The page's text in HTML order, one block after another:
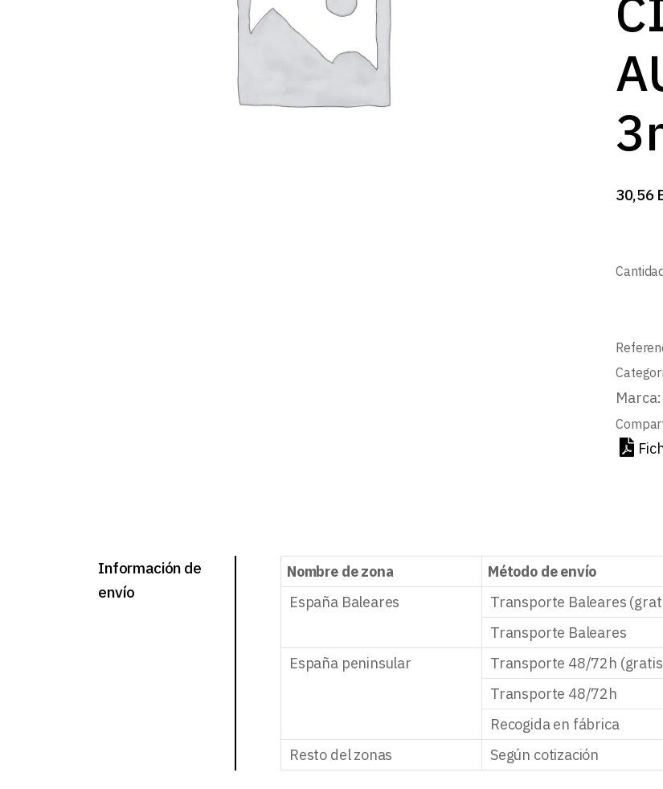
30,56
Marca:
Información de
envío
Nombre de zona Método de envío
España Baleares
Transporte Baleares
Transporte Baleares
España peninsular
Transporte 48/72h
Transporte 48/72h
Recogida en fábrica
Resto del zonas
Según cotización